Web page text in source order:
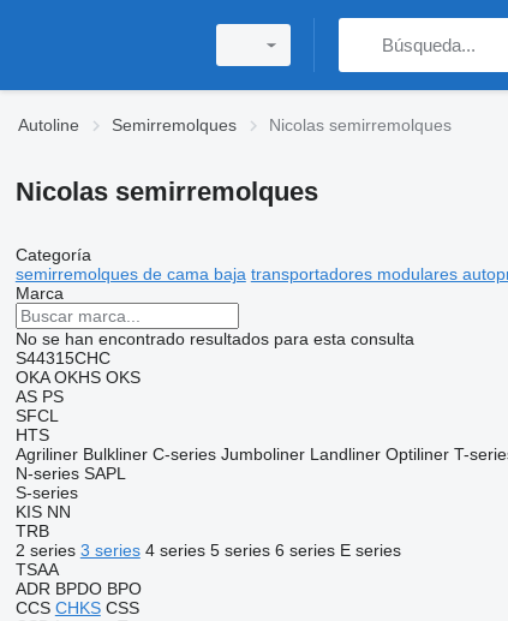
Autoline Semirremolques Nicolas semirremolques
Nicolas semirremolques
Categoría
semirremolques de cama baja transportadores modulares
Marca
No se han encontrado resultados para esta consulta
S44315CHC
OKA OKHS OKS
AS PS
SFCL
HTS
Agriliner Bulkliner C-series Jumboliner Landliner Optiliner T-
N-series SAPL
S-series
KIS NN
TRB
2 series 3 series 4 series 5 series 6 series E series
TSAA
ADR BPDO BPO
CCS CHKS CSS